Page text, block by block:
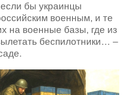
бы украинцы
военным, и те
на военные базы, где из
беспилотники… –